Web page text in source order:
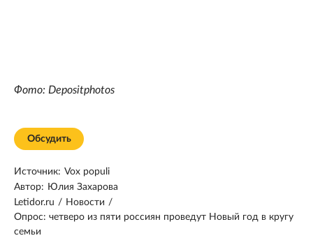
Фото: Depositphotos
Обсудить
Источник: Vox populi
Автор: Юлия Захарова
Letidor.ru / Новости /
Опрос: четверо из пяти россиян проведут Новый год в кругу
семьи